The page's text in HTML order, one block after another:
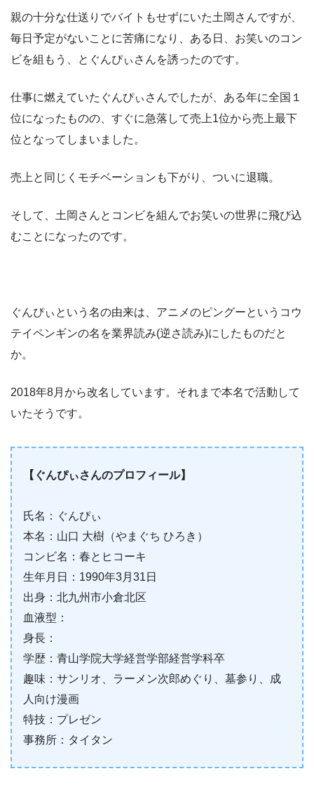
親の十分な仕送りでバイトもせずにいた土岡さんですが、
毎日予定がないことに苦痛になり、ある日、お笑いのコン
ビを組もう、とぐんぴぃさんを誘ったのです。
仕事に燃えていたぐんぴぃさんでしたが、ある年に全国１
位になったものの、すぐに急落して売上1位から売上最下
位となってしまいました。
売上と同じくモチベーションも下がり、ついに退職。
そして、土岡さんとコンビを組んでお笑いの世界に飛び込
むことになったのです。
ぐんぴぃという名の由来は、アニメのピングーというコウ
テイペンギンの名を業界読み(逆さ読み)にしたものだと
か。
2018年8月から改名しています。それまで本名で活動して
いたそうです。
【ぐんぴぃさんのプロフィール】
氏名：ぐんぴぃ
本名：山口 大樹（やまぐち ひろき）
コンビ名：春とヒコーキ
生年月日：1990年3月31日
出身：北九州市小倉北区
血液型：
身長：
学歴：青山学院大学経営学部経営学科卒
趣味：サンリオ、ラーメン次郎めぐり、墓参り、成
人向け漫画
特技：プレゼン
事務所：タイタン